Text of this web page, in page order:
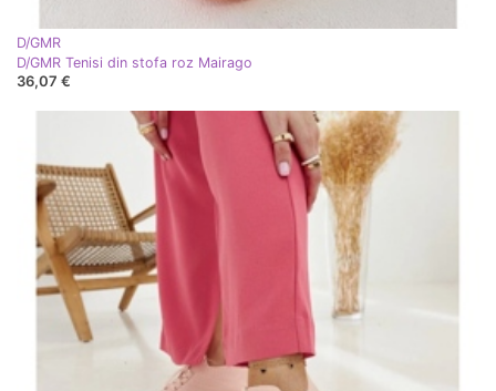
D/GMR
D/GMR Tenisi din stofa roz Mairago
36,07 €